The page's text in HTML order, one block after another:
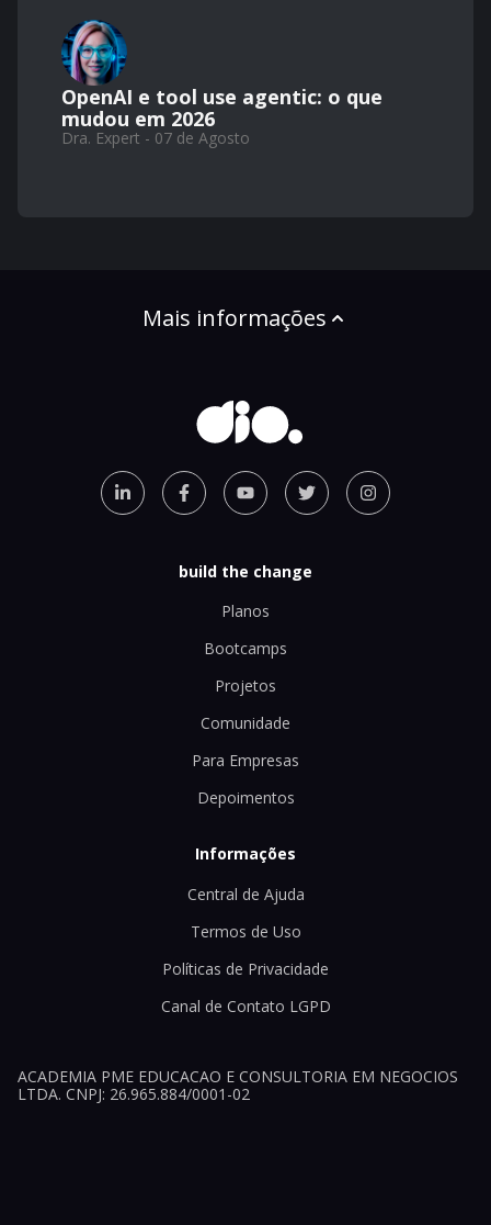
OpenAI e tool use agentic: o que
mudou em 2026
Dra. Expert - 07 de Agosto
Mais informações
build the change
Planos
Bootcamps
Projetos
Comunidade
Para Empresas
Depoimentos
Informações
Central de Ajuda
Termos de Uso
Políticas de Privacidade
Canal de Contato LGPD
ACADEMIA PME EDUCACAO E CONSULTORIA EM NEGOCIOS
LTDA. CNPJ: 26.965.884/0001-02